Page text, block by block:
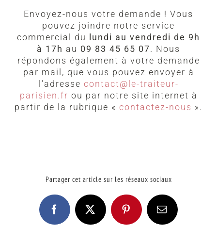
Envoyez-nous votre demande ! Vous
pouvez joindre notre service
commercial du
lundi au vendredi de 9h
à 17h au 09 83 45 65 07. Nous
répondons également à votre demande
par mail, que vous pouvez envoyer à
l’adresse contact@le-traiteur-
parisien.fr ou par notre site internet à
partir de la rubrique « contactez-nous ».
Partager cet article sur les réseaux sociaux
Facebook
X PinterestEmail